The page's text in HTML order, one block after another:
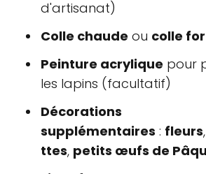
d'artisanat)
Colle chaude ou colle
Peinture acrylique pour
les lapins (facultatif)
Décorations
supplémentaires : fleurs,
ttes, petits œufs de